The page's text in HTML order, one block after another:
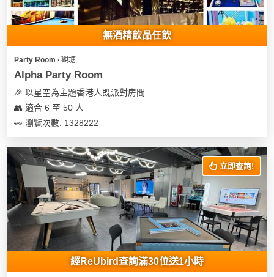
無酒精飲品任飲
Party Room ∙ 觀塘
Alpha Party Room
🎉 以星空為主題香港人既派對房間
👥 適合 6 至 50 人
👀 瀏覽次數: 1328222
立即查詢!
經ReUbird查詢滿30位送1小時